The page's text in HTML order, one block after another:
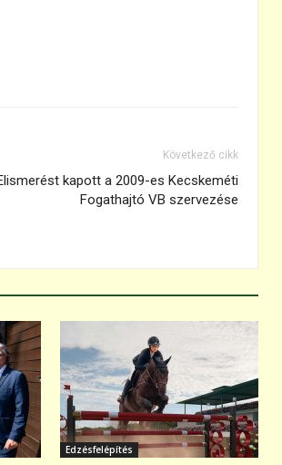
Következő cikk
kapott a 2009-es Kecskeméti
Fogathajtó VB szervezése
Edzésfelépítés